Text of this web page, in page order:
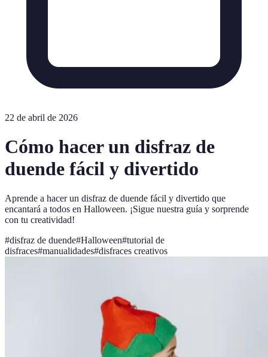
22 de abril de 2026
Cómo hacer un disfraz de
duende fácil y divertido
Aprende a hacer un disfraz de duende fácil y divertido que
encantará a todos en Halloween. ¡Sigue nuestra guía y sorprende
con tu creatividad!
#disfraz de duende#Halloween#tutorial de
disfraces#manualidades#disfraces creativos